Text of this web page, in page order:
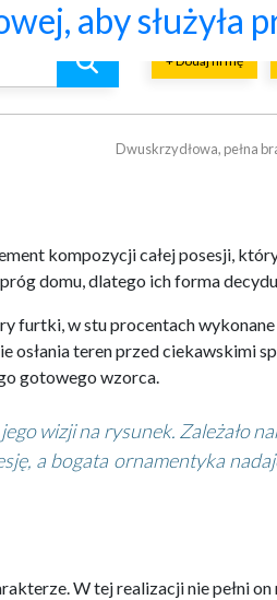
+ Dodaj firmę
Dwuskrzydłowa, pełna
kompozycji całej posesji,
domu, dlatego ich forma
furtki, w stu procentach
teren przed ciekawskimi
gotowego wzorca.
wizji na rysunek. Zależało
a bogata ornamentyka
W tej realizacji nie pełni
całej
lekkiejprzed
i złomu
aby służyła